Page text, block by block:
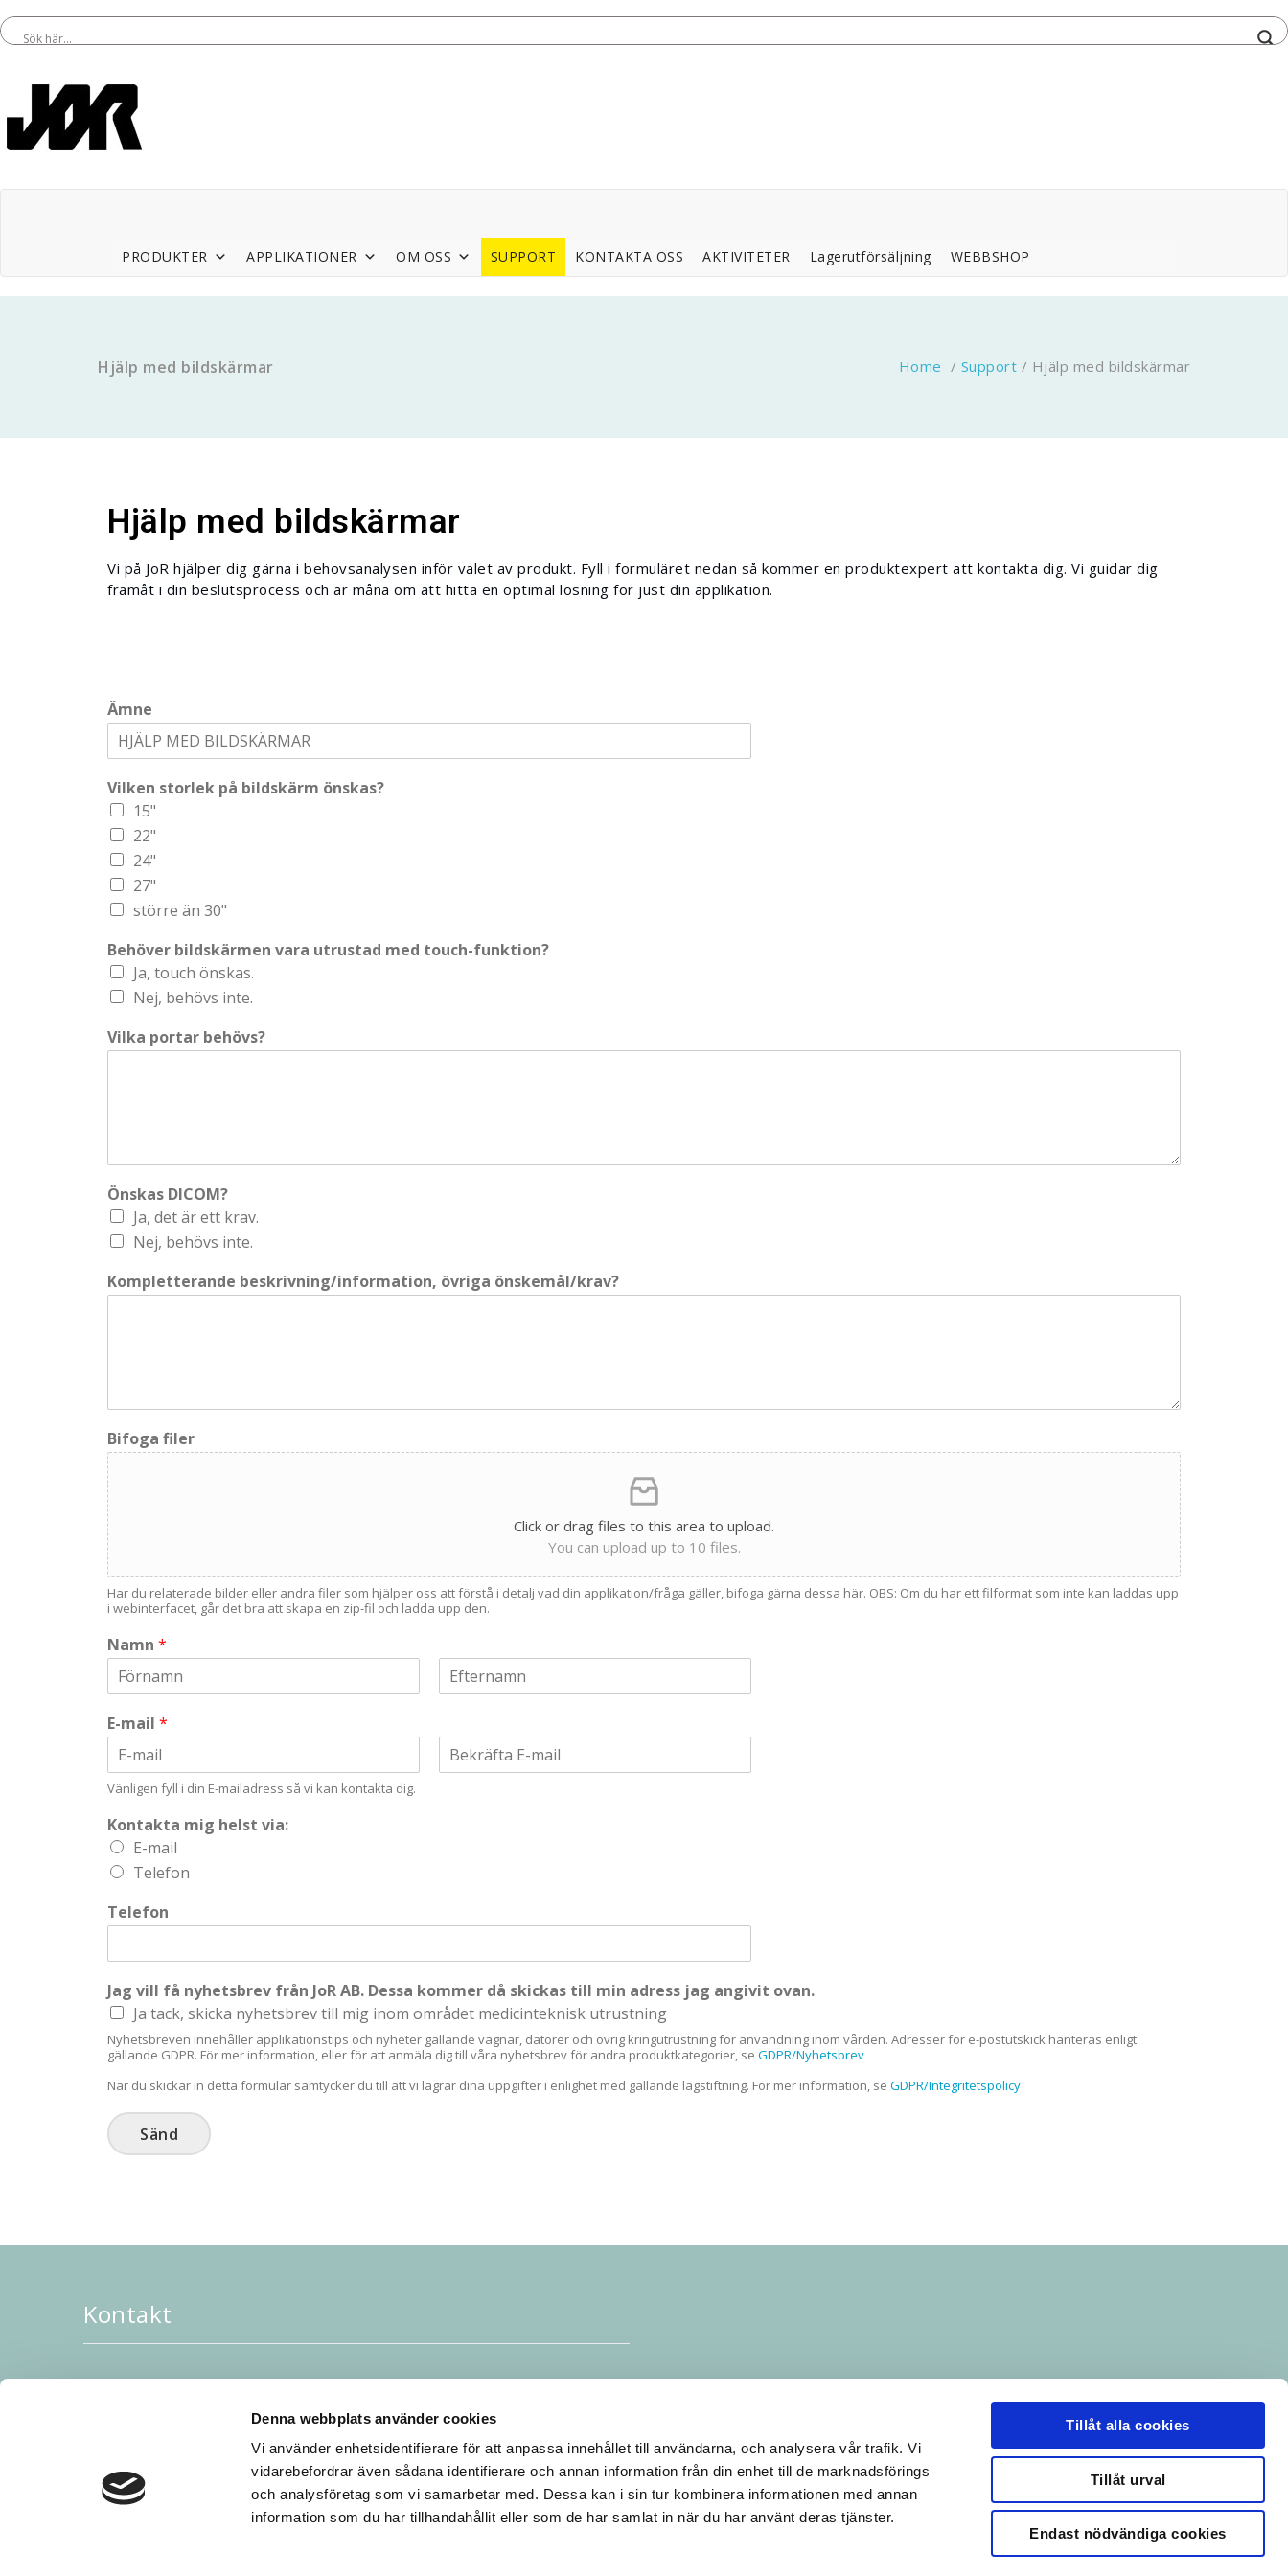
Denna webbplats använder cookies
Vi använder enhetsidentifierare för att anpassa innehållet till användarna, och analysera vår trafik. Vi
vidarebefordrar även sådana identifierare och annan information från din enhet till de marknadsförings
och analysföretag som vi samarbetar med. Dessa kan i sin tur kombinera informationen med annan
information som du har tillhandahållit eller som de har samlat in när du har använt deras tjänster.
Tillåt alla cookies
Tillåt urval
Endast nödvändiga cookies
PRODUKTER APPLIKATIONER OM OSS SUPPORT KONTAKTA OSS AKTIVITETER Lagerutförsäljning WEBBSHOP
Hjälp med bildskärmar Home / Support / Hjälp med bildskärmar
Hjälp med bildskärmar
Vi på JoR hjälper dig gärna i behovsanalysen inför valet av produkt. Fyll i formuläret nedan så kommer en produktexpert att kontakta dig. Vi guidar dig
framåt i din beslutsprocess och är måna om att hitta en optimal lösning för just din applikation.
Ämne
Vilken storlek på bildskärm önskas?
15"
22"
24"
27"
större än 30"
Behöver bildskärmen vara utrustad med touch-funktion?
Ja, touch önskas.
Nej, behövs inte.
Vilka portar behövs?
Önskas DICOM?
Ja, det är ett krav.
Nej, behövs inte.
Kompletterande beskrivning/information, övriga önskemål/krav?
Bifoga filer
Click or drag files to this area to upload.
You can upload up to 10 files.
Har du relaterade bilder eller andra filer som hjälper oss att förstå i detalj vad din applikation/fråga gäller, bifoga gärna dessa här. OBS: Om du har ett filformat som inte kan laddas upp
i webinterfacet, går det bra att skapa en zip-fil och ladda upp den.
Namn *
E-mail *
Email
Vänligen fyll i din E-mailadress så vi kan kontakta dig.
Kontakta mig helst via:
E-mail
Telefon
Telefon
Jag vill få nyhetsbrev från JoR AB. Dessa kommer då skickas till min adress jag angivit ovan.
Ja tack, skicka nyhetsbrev till mig inom området medicinteknisk utrustning
Nyhetsbreven innehåller applikationstips och nyheter gällande vagnar, datorer och övrig kringutrustning för användning inom vården. Adresser för e-postutskick hanteras enligt
gällande GDPR. För mer information, eller för att anmäla dig till våra nyhetsbrev för andra produktkategorier, se GDPR/Nyhetsbrev
När du skickar in detta formulär samtycker du till att vi lagrar dina uppgifter i enlighet med gällande lagstiftning. För mer information, se GDPR/Integritetspolicy
Sänd
Kontakt
JoR AB, Rubanksgatan 4, 741 71, Knivsta, Sverige
Order/info: sales [a] jor.se
till startsidan
Sociala medier:
LinkedIn